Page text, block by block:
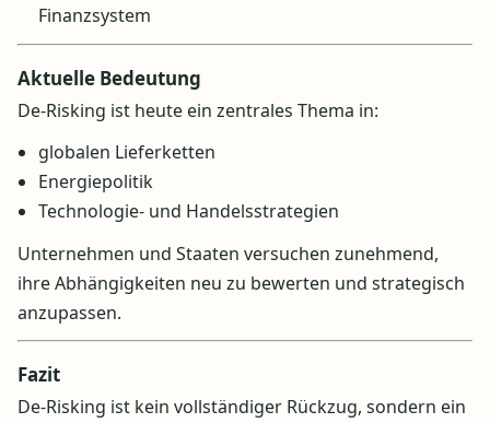
Finanzsystem
Aktuelle Bedeutung
De-Risking ist heute ein zentrales Thema in:
globalen Lieferketten
Energiepolitik
Technologie- und Handelsstrategien
Unternehmen und Staaten versuchen zunehmend,
ihre Abhängigkeiten neu zu bewerten und strategisch
anzupassen.
Fazit
De-Risking ist kein vollständiger Rückzug, sondern ein